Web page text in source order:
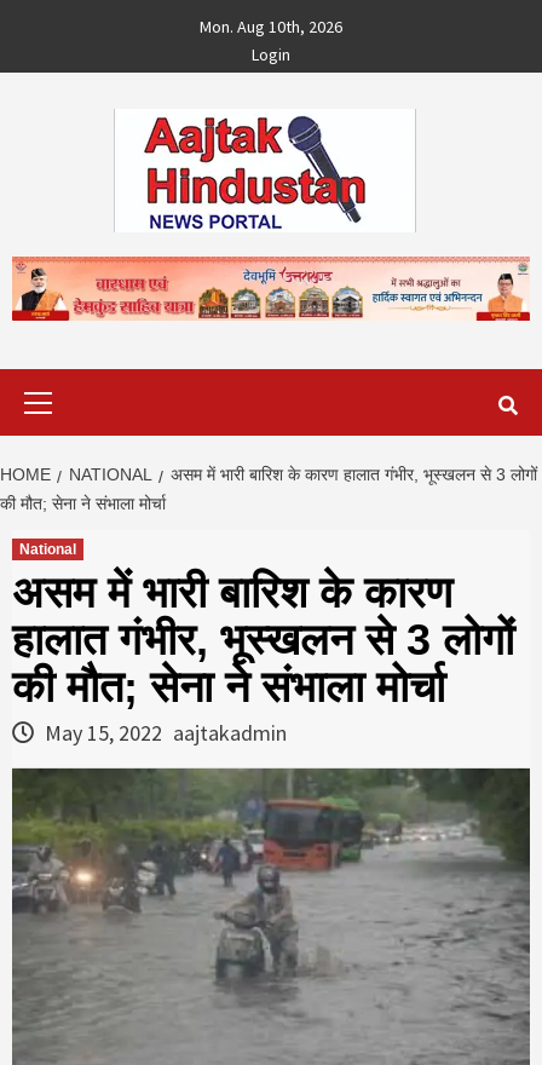
content
Mon. Aug 10th, 2026
Login
HOME NATIONAL
असम में भारी बारिश के कारण हालात गंभीर, भूस्खलन से 3 लोगों
की मौत; सेना ने संभाला मोर्चा
National
असम में भारी बारिश के कारण
हालात गंभीर, भूस्खलन से 3 लोगों
की मौत; सेना ने संभाला मोर्चा
May 15, 2022 aajtakadmin